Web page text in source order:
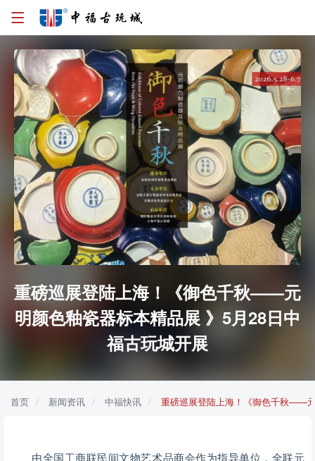
重磅巡展登陆上海！《御色千秋——元
明颜色釉瓷器标本精品展 》5月28日中
福古玩城开展
首页 新闻资讯 中福快讯 重磅巡展登陆上海！《御色千秋——
由全国工商联民间文物艺术品商会作为指导单位，全联元